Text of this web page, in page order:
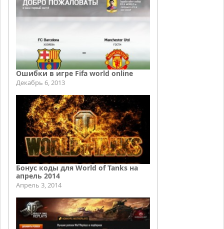
Ошибки в игре Fifa world online
Декабрь 6, 2013
Бонус коды для World of Tanks на
апрель 2014
Апрель 3, 2014